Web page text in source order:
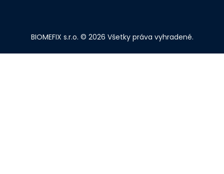
BIOMEFIX s.r.o. © 2026 Všetky práva vyhradené.